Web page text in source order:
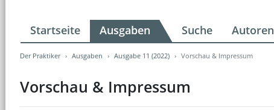
Startseite Ausgaben Suche Autoren
Der Praktiker Ausgaben Ausgabe 11 (2022) Vorschau & Impressum
Vorschau & Impressum